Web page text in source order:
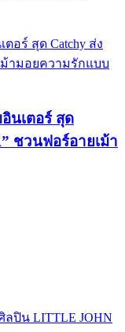
นเตอร์ สุด
ชวนฟอร์อายเม้า